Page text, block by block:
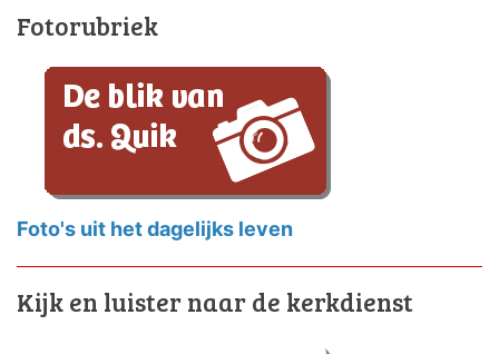
Fotorubriek
Foto's uit het dagelijks leven
Kijk en luister naar de kerkdienst